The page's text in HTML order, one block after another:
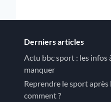
Derniers articles
Actu bbc sport : les infos
manquer
Reprendre le sport après
comment ?